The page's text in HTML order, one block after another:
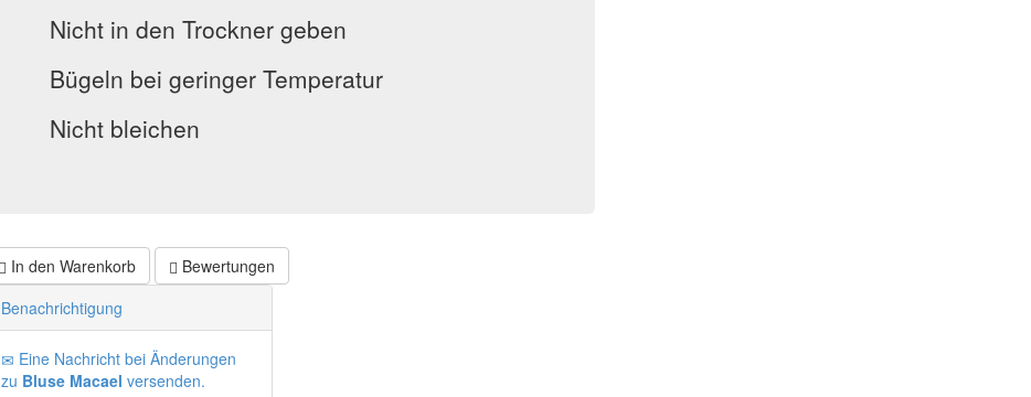
Nicht in den Trockner geben
Bügeln bei geringer Temperatur
Nicht bleichen
In den Warenkorb Bewertungen
Benachrichtigung
Eine Nachricht bei Änderungen
zu Bluse Macael versenden.